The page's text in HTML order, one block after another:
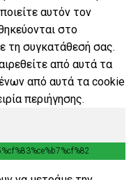
αυτόν τον
στο
τη συγκατάθεσή σας.
από αυτά τα
από αυτά τα cookie
περιήγησης.